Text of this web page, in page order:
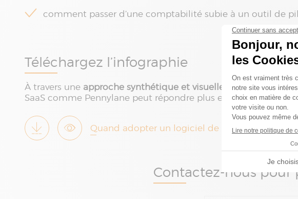
comment passer d’une comptabilité subie à un outil de
Téléchargez l’infographie
À travers une approche synthétique et visuelle
, cette
SaaS comme Pennylane peut répondre plus efficacement à
Quand adopter un logiciel de comptabilité
Contactez-nous pour